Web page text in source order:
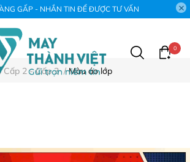
GẤP - NHẮN TIN ĐỂ ĐƯỢC TƯ VẤN
0
Cấp 2 - Cấp 3 /Màu áo lớp